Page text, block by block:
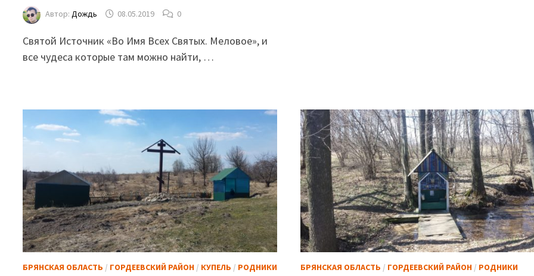
Автор:Дождь 08.05.2019 0
Святой Источник «Во Имя Всех Святых. Меловое», и
все чудеса которые там можно найти, …
БРЯНСКАЯ ОБЛАСТЬ / ГОРДЕЕВСКИЙ РАЙОН / КУПЕЛЬ / РОДНИКИ БРЯНСКАЯ ОБЛАСТЬ / ГОРДЕЕВСКИЙ РАЙОН/ РОДНИКИ